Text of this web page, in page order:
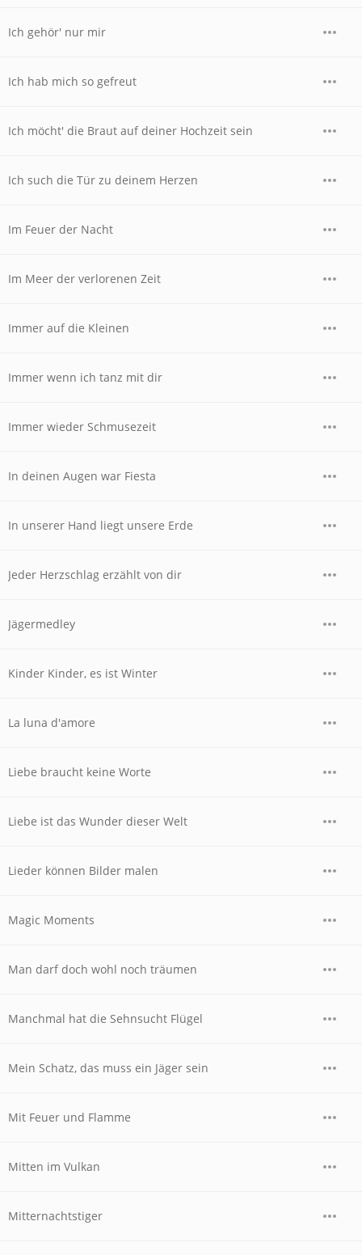
Ich gehör' nur mir
Ich hab mich so gefreut
Ich möcht' die Braut auf deiner Hochzeit sein
Ich such die Tür zu deinem Herzen
Im Feuer der Nacht
Im Meer der verlorenen Zeit
Immer auf die Kleinen
Immer wenn ich tanz mit dir
Immer wieder Schmusezeit
In deinen Augen war Fiesta
In unserer Hand liegt unsere Erde
Jeder Herzschlag erzählt von dir
Jägermedley
Kinder Kinder, es ist Winter
La luna d'amore
Liebe braucht keine Worte
Liebe ist das Wunder dieser Welt
Lieder können Bilder malen
Magic Moments
Man darf doch wohl noch träumen
Manchmal hat die Sehnsucht Flügel
Mein Schatz, das muss ein Jäger sein
Mit Feuer und Flamme
Mitten im Vulkan
Mitternachtstiger